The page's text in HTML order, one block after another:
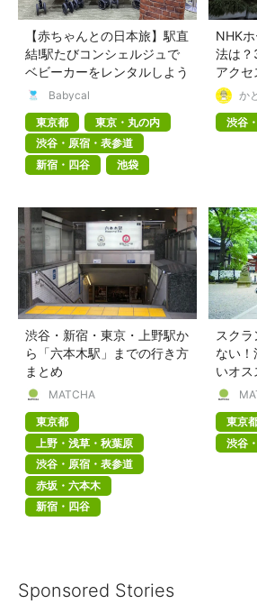
【赤ちゃんとの日本旅】駅直
結!駅たびコンシェルジュで
ベビーカーをレンタルしよう
Babycal
東京都
東京・丸の内
渋谷・原宿・表参道
新宿・四谷
池袋
NHK
法は？
アクセ
か
渋谷
渋谷・新宿・東京・上野駅か
ら「六本木駅」までの行き方
まとめ
MATCHA
東京都
上野・浅草・秋葉原
渋谷・原宿・表参道
赤坂・六本木
新宿・四谷
スク
ない！
いオス
東京
渋谷
Sponsored Stories